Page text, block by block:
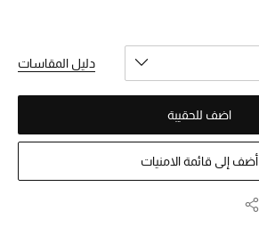
دليل المقاسات
اضف للحقيبة
أضف إلى قائمة الامنيات